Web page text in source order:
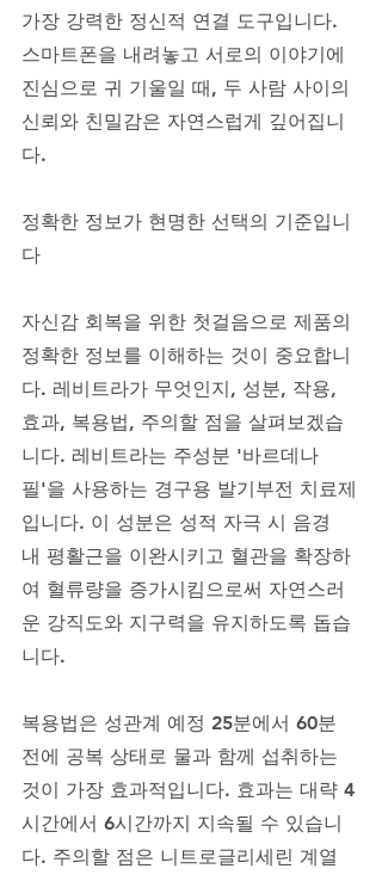
가장 강력한 정신적 연결 도구입니다.
스마트폰을 내려놓고 서로의 이야기에
진심으로 귀 기울일 때, 두 사람 사이의
신뢰와 친밀감은 자연스럽게 깊어집니
다.
정확한 정보가 현명한 선택의 기준입니
다
자신감 회복을 위한 첫걸음으로 제품의
정확한 정보를 이해하는 것이 중요합니
다. 레비트라가 무엇인지, 성분, 작용,
효과, 복용법, 주의할 점을 살펴보겠습
니다. 레비트라는 주성분 '바르데나
필'을 사용하는 경구용 발기부전 치료제
입니다. 이 성분은 성적 자극 시 음경
내 평활근을 이완시키고 혈관을 확장하
여 혈류량을 증가시킴으로써 자연스러
운 강직도와 지구력을 유지하도록 돕습
니다.
복용법은 성관계 예정 25분에서 60분
전에 공복 상태로 물과 함께 섭취하는
것이 가장 효과적입니다. 효과는 대략 4
시간에서 6시간까지 지속될 수 있습니
다. 주의할 점은 니트로글리세린 계열